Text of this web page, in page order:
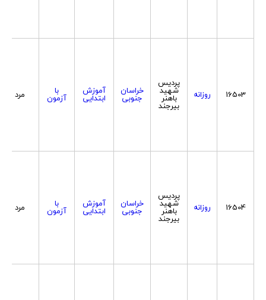
16503 روزانه
پردیس
شهید
باهنر
بیرجند
خراسان
جنوبی
آموزش
ابتدایی
با
آزمون مرد
16504 روزانه
پردیس
شهید
باهنر
بیرجند
خراسان
جنوبی
آموزش
ابتدایی
با
آزمون مرد